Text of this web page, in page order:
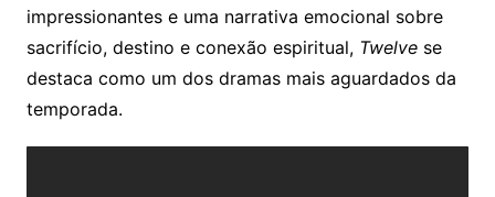
impressionantes e uma narrativa emocional sobre
sacrifício, destino e conexão espiritual, Twelve se
destaca como um dos dramas mais aguardados da
temporada.